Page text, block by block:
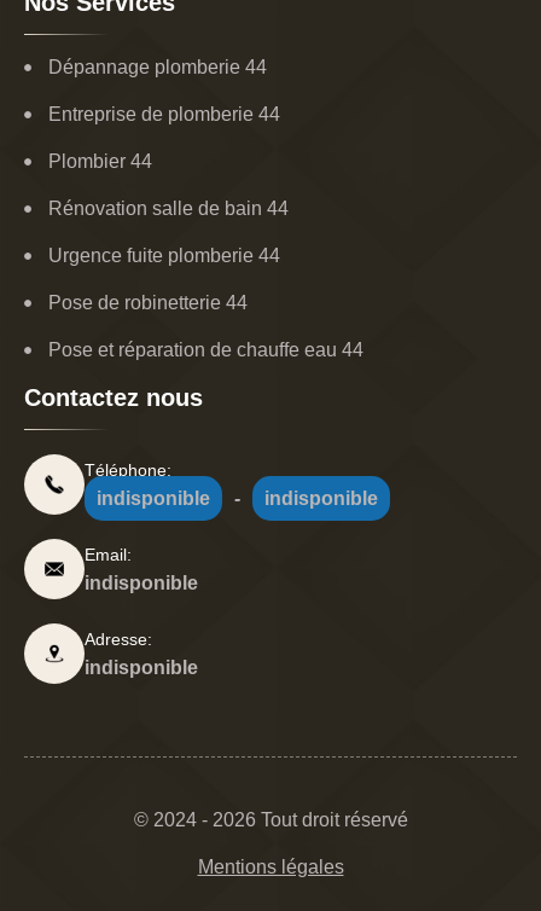
Dépannage plomberie 44
Entreprise de plomberie 44
Plombier 44
Rénovation salle de bain 44
Urgence fuite plomberie 44
Pose de robinetterie 44
Pose et réparation de chauffe eau 44
Contactez nous
Téléphone:
indisponible - indisponible
Email:
indisponible
Adresse:
indisponible
© 2024 - 2026 Tout droit réservé
Mentions légales